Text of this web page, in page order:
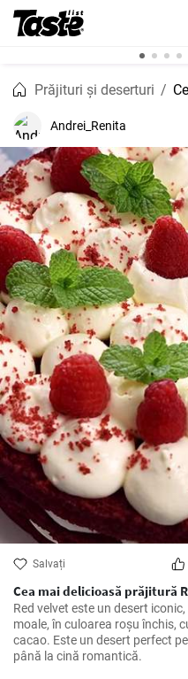
Prăjituri și deserturi
Andrei_Renita
Salvați
Cea mai delicioasă prăjitură
Red velvet este un desert
moale, în culoarea roșu închis,
cacao. Este un desert perfect
până la cină romantică.